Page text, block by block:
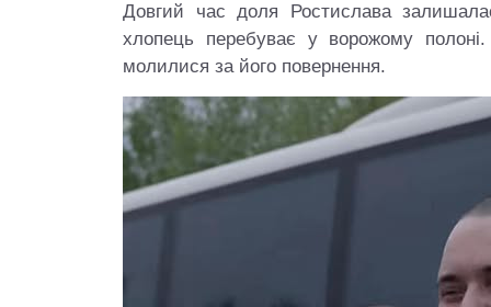
Довгий час доля Ростислава
хлопець перебуває у ворожому
молилися за його повернення.